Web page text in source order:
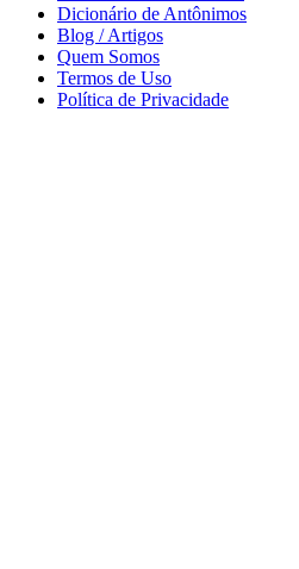
Dicionário de Antônimos
Blog / Artigos
Quem Somos
Termos de Uso
Política de Privacidade